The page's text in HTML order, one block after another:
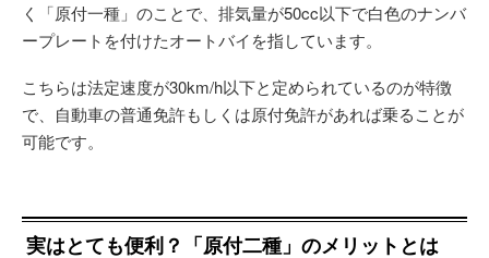
く「原付一種」のことで、排気量が50cc以下で白色のナンバ
ープレートを付けたオートバイを指しています。
こちらは法定速度が30km/h以下と定められているのが特徴
で、自動車の普通免許もしくは原付免許があれば乗ることが
可能です。
実はとても便利？「原付二種」のメリットとは